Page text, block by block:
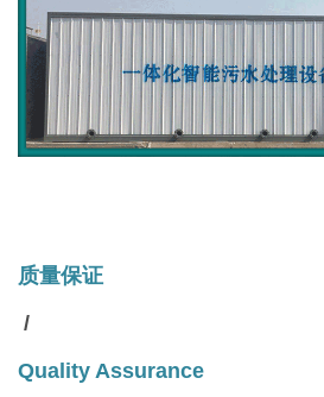
质量保证
/
Quality Assurance